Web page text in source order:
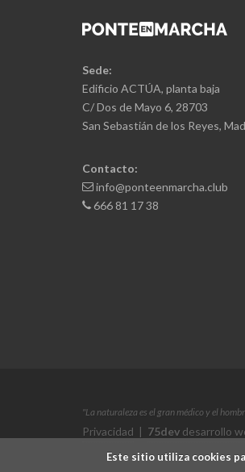
Sede:
Edificio ACTÚA, planta baja
C/ Dos de Mayo 6, 28703
San Sebastián de los Reyes,
Contacto:
info@ponteenmarcha.club
666 81 17 38
"La naturaleza es el gran médico y el
Privacidad | 75dev desarrollo
Este sitio utiliza cookies